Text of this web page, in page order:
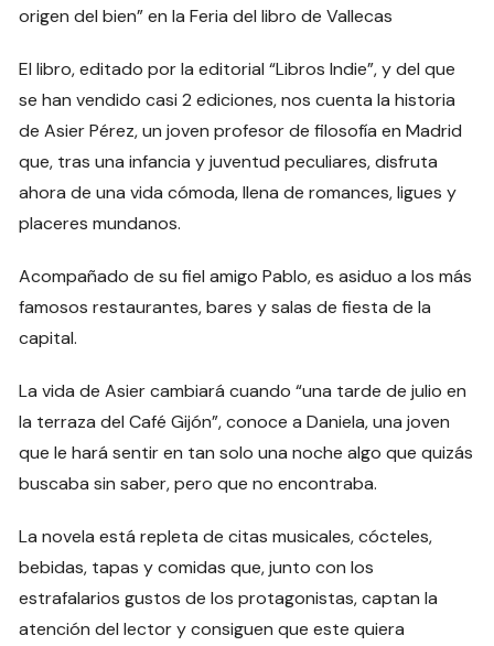
origen del bien” en la Feria del libro de Vallecas
El libro, editado por la editorial “Libros Indie”, y del que
se han vendido casi 2 ediciones, nos cuenta la historia
de Asier Pérez, un joven profesor de filosofía en Madrid
que, tras una infancia y juventud peculiares, disfruta
ahora de una vida cómoda, llena de romances, ligues y
placeres mundanos.
Acompañado de su fiel amigo Pablo, es asiduo a los más
famosos restaurantes, bares y salas de fiesta de la
capital.
La vida de Asier cambiará cuando “una tarde de julio en
la terraza del Café Gijón”, conoce a Daniela, una joven
que le hará sentir en tan solo una noche algo que quizás
buscaba sin saber, pero que no encontraba.
La novela está repleta de citas musicales, cócteles,
bebidas, tapas y comidas que, junto con los
estrafalarios gustos de los protagonistas, captan la
atención del lector y consiguen que este quiera